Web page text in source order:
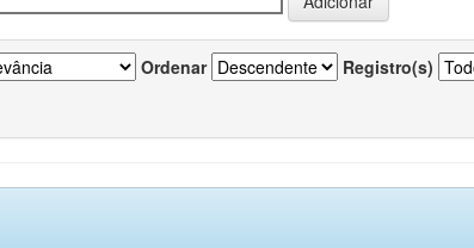
Ordenar Registro(s)